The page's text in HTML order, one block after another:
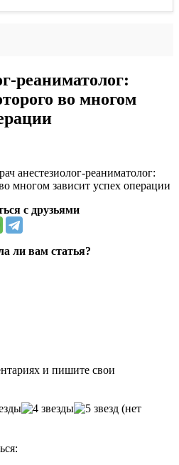
реаниматолог:
во многом
с друзьями
ли вам статья?
и пишите свои
(нет